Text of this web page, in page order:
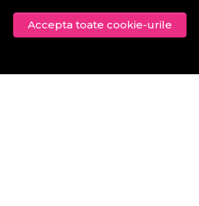
Accepta toate cookie-urile